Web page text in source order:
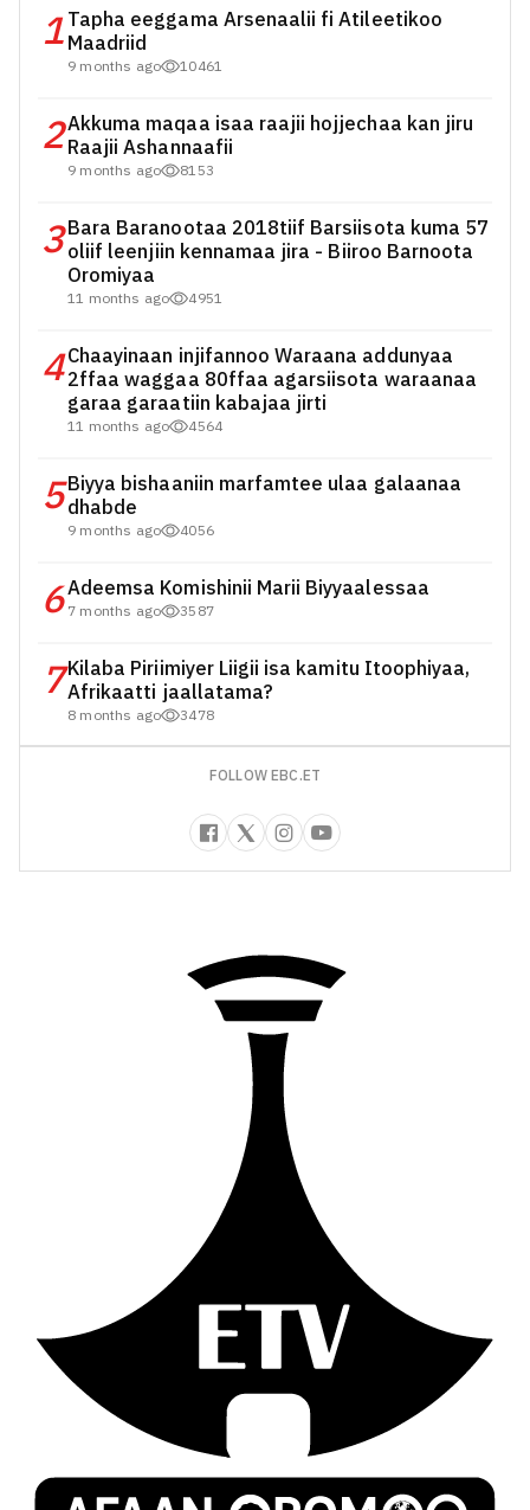
1Tapha eeggama Arsenaalii fi Atileetikoo
Maadriid
9 months ago 10461
2Akkuma maqaa isaa raajii hojjechaa kan jiru
Raajii Ashannaafii
9 months ago 8153
3Bara Baranootaa 2018tiif Barsiisota kuma 57
oliif leenjiin kennamaa jira - Biiroo Barnoota
Oromiyaa
11 months ago 4951
4Chaayinaan injifannoo Waraana addunyaa
2ffaa waggaa 80ffaa agarsiisota waraanaa
garaa garaatiin kabajaa jirti
11 months ago 4564
5Biyya bishaaniin marfamtee ulaa galaanaa
dhabde
9 months ago 4056
6Adeemsa Komishinii Marii Biyyaalessaa
7 months ago 3587
7Kilaba Piriimiyer Liigii isa kamitu Itoophiyaa,
Afrikaatti jaallatama?
8 months ago 3478
FOLLOW EBC.ET